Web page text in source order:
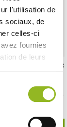
l'utilisation de
sociaux, de
celles-ci
fournies
de leurs
Ardesia da 295 x
- 100 pezzi / cartone